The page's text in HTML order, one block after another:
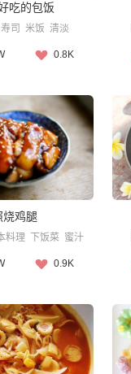
吃的包饭
寿司 米饭 清淡
0.8K
烧鸡腿
料理 下饭菜 蜜汁
0.9K